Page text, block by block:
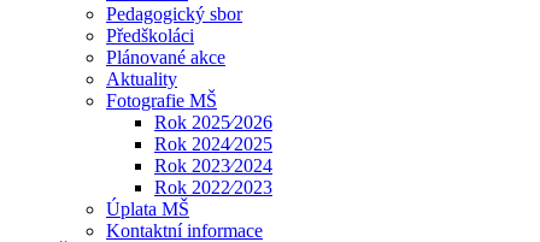
Pedagogický sbor
Předškoláci
Plánované akce
Aktuality
Fotografie MŠ
Rok 2025⁄2026
Rok 2024⁄2025
Rok 2023⁄2024
Rok 2022⁄2023
Úplata MŠ
Kontaktní informace